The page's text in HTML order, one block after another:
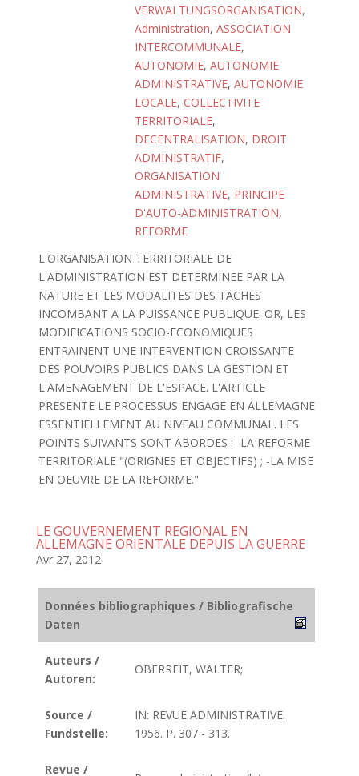
VERWALTUNGSORGANISATION,
Administration, ASSOCIATION
INTERCOMMUNALE,
AUTONOMIE, AUTONOMIE
ADMINISTRATIVE, AUTONOMIE
LOCALE, COLLECTIVITE
TERRITORIALE,
DECENTRALISATION, DROIT
ADMINISTRATIF,
ORGANISATION
ADMINISTRATIVE, PRINCIPE
D'AUTO-ADMINISTRATION,
REFORME
L'ORGANISATION TERRITORIALE DE
L'ADMINISTRATION EST DETERMINEE PAR LA
NATURE ET LES MODALITES DES TACHES
INCOMBANT A LA PUISSANCE PUBLIQUE. OR, LES
MODIFICATIONS SOCIO-ECONOMIQUES
ENTRAINENT UNE INTERVENTION CROISSANTE
DES POUVOIRS PUBLICS DANS LA GESTION ET
L'AMENAGEMENT DE L'ESPACE. L'ARTICLE
PRESENTE LE PROCESSUS ENGAGE EN ALLEMAGNE
ESSENTIELLEMENT AU NIVEAU COMMUNAL. LES
POINTS SUIVANTS SONT ABORDES : -LA REFORME
TERRITORIALE "(ORIGNES ET OBJECTIFS) ; -LA MISE
EN OEUVRE DE LA REFORME."
LE GOUVERNEMENT REGIONAL EN
ALLEMAGNE ORIENTALE DEPUIS LA GUERRE
Avr 27, 2012
Données bibliographiques / Bibliografische
Daten
Auteurs /
Autoren:
OBERREIT, WALTER;
Source /
Fundstelle:
IN: REVUE ADMINISTRATIVE.
1956. P. 307 - 313.
Revue /